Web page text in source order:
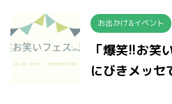
お出かけ&イベント
「爆笑!!お笑
にびきメッ